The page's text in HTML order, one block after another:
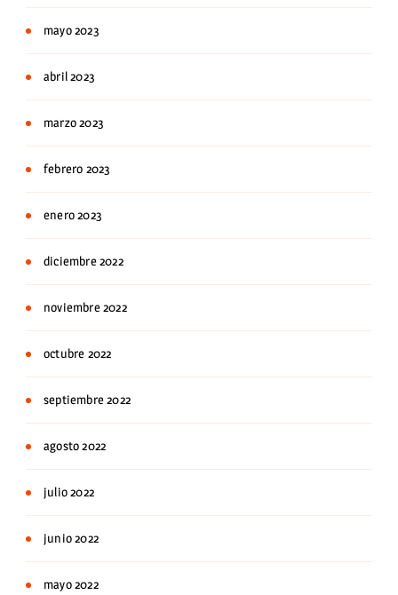
mayo 2023
abril 2023
marzo 2023
febrero 2023
enero 2023
diciembre 2022
noviembre 2022
octubre 2022
septiembre 2022
agosto 2022
julio 2022
junio 2022
mayo 2022